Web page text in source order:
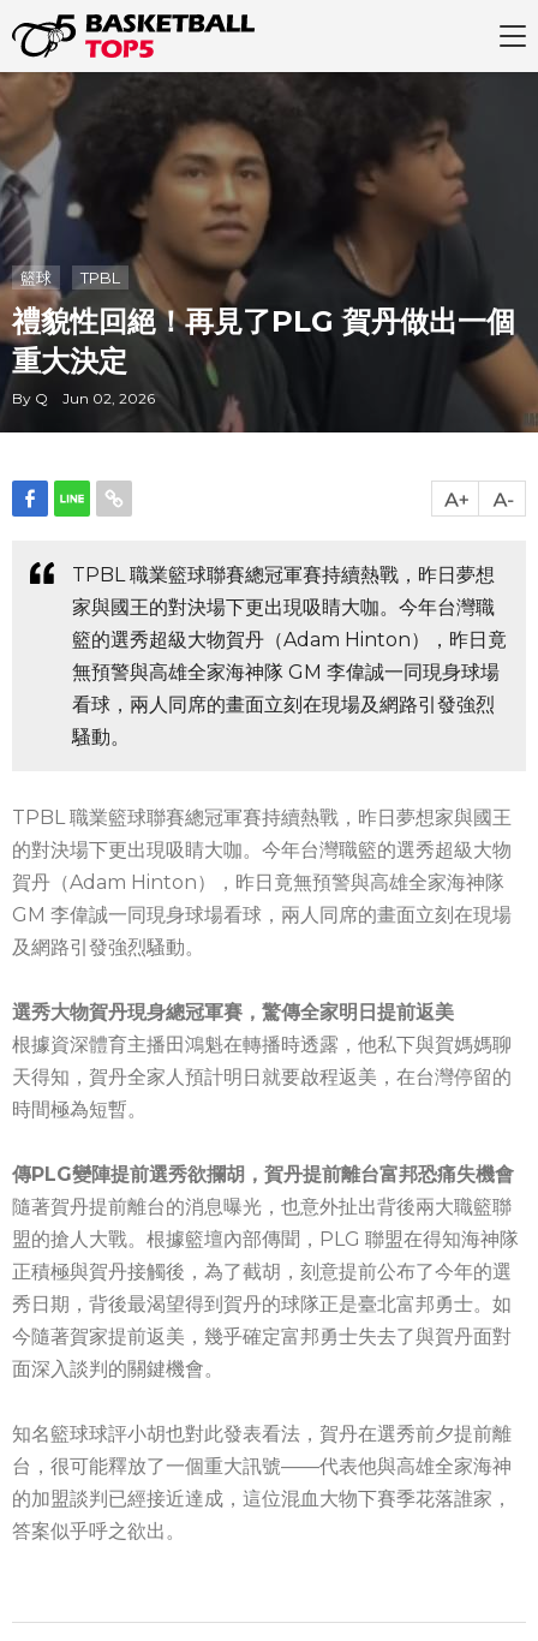
籃球 TPBL
禮貌性回絕！再見了PLG 賀丹做出一個
重大決定
By Q Jun 02, 2026
TPBL 職業籃球聯賽總冠軍賽持續熱戰，昨日夢想
家與國王的對決場下更出現吸睛大咖。今年台灣職
籃的選秀超級大物賀丹（Adam Hinton），昨日竟
無預警與高雄全家海神隊 GM 李偉誠一同現身球場
看球，兩人同席的畫面立刻在現場及網路引發強烈
騷動。
TPBL 職業籃球聯賽總冠軍賽持續熱戰，昨日夢想家與國王
的對決場下更出現吸睛大咖。今年台灣職籃的選秀超級大物
賀丹（Adam Hinton），昨日竟無預警與高雄全家海神隊
GM 李偉誠一同現身球場看球，兩人同席的畫面立刻在現場
及網路引發強烈騷動。
選秀大物賀丹現身總冠軍賽，驚傳全家明日提前返美
根據資深體育主播田鴻魁在轉播時透露，他私下與賀媽媽聊
天得知，賀丹全家人預計明日就要啟程返美，在台灣停留的
時間極為短暫。
傳PLG變陣提前選秀欲攔胡，賀丹提前離台富邦恐痛失機會
隨著賀丹提前離台的消息曝光，也意外扯出背後兩大職籃聯
盟的搶人大戰。根據籃壇內部傳聞，PLG 聯盟在得知海神隊
正積極與賀丹接觸後，為了截胡，刻意提前公布了今年的選
秀日期，背後最渴望得到賀丹的球隊正是臺北富邦勇士。如
今隨著賀家提前返美，幾乎確定富邦勇士失去了與賀丹面對
面深入談判的關鍵機會。
知名籃球球評小胡也對此發表看法，賀丹在選秀前夕提前離
台，很可能釋放了一個重大訊號——代表他與高雄全家海神
的加盟談判已經接近達成，這位混血大物下賽季花落誰家，
答案似乎呼之欲出。